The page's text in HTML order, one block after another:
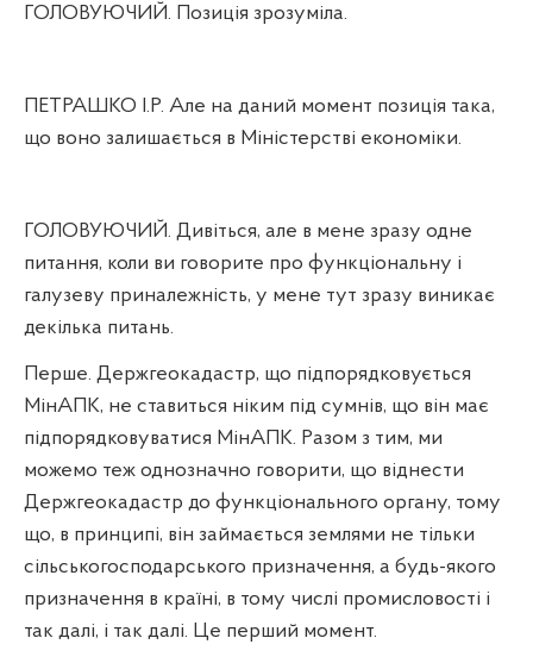
ГОЛОВУЮЧИЙ. Позиція зрозуміла.
ПЕТРАШКО І.Р. Але на даний момент позиція така,
що воно залишається в Міністерстві економіки.
ГОЛОВУЮЧИЙ. Дивіться, але в мене зразу одне
питання, коли ви говорите про функціональну і
галузеву приналежність, у мене тут зразу виникає
декілька питань.
Перше. Держгеокадастр, що підпорядковується
МінАПК, не ставиться ніким під сумнів, що він має
підпорядковуватися МінАПК. Разом з тим, ми
можемо теж однозначно говорити, що віднести
Держгеокадастр до функціонального органу, тому
що, в принципі, він займається землями не тільки
сільськогосподарського призначення, а будь-якого
призначення в країні, в тому числі промисловості і
так далі, і так далі. Це перший момент.